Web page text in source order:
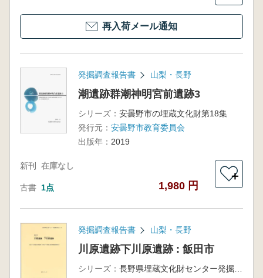
再入荷メール通知
発掘調査報告書 山梨・長野
潮遺跡群潮神明宮前遺跡3
シリーズ： 安曇野市の埋蔵文化財第18集
発行元： 安曇野市教育委員会
出版年： 2019
新刊 在庫なし
古書 1点 1,980 円
＋
発掘調査報告書 山梨・長野
川原遺跡下川原遺跡 : 飯田市
シリーズ：